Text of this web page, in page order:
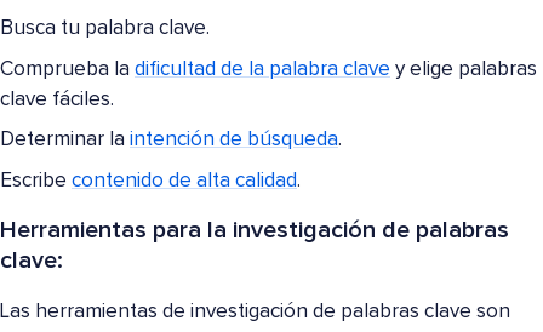
Busca tu palabra clave.
Comprueba la dificultad de la palabra clave y elige palabras
clave fáciles.
Determinar la intención de búsqueda.
Escribe contenido de alta calidad.
Herramientas para la investigación de palabras
clave:
Las herramientas de investigación de palabras clave son